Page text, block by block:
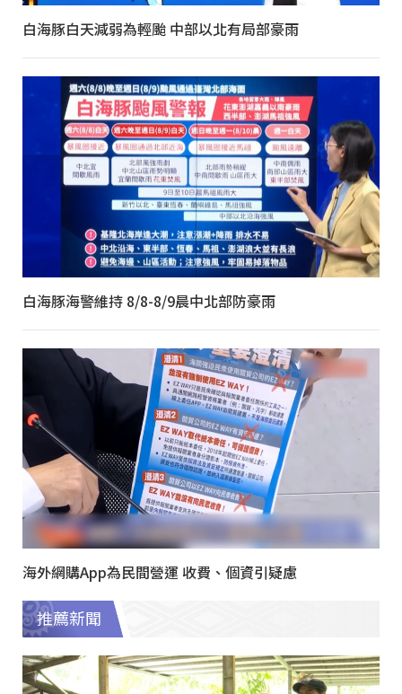
白海豚白天減弱為輕颱 中部以北有局部豪雨
白海豚海警維持 8/8-8/9晨中北部防豪雨
海外網購App為民間營運 收費、個資引疑慮
推薦新聞